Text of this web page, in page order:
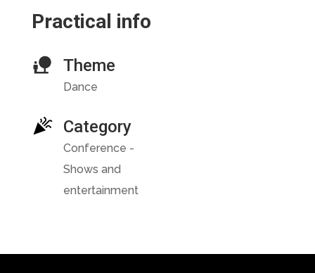
Practical info
Theme
Dance
Category
Conference -
Shows and
entertainment